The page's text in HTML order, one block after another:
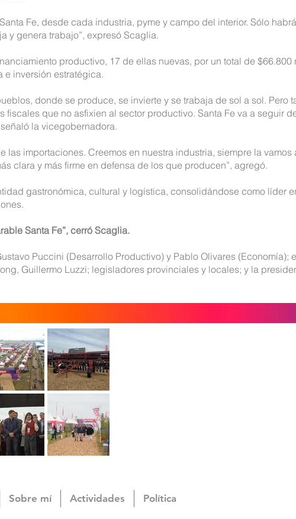
Fe, desde cada industria, pyme y campo del interior. Sólo
y genera trabajo”, expresó Scaglia.
productivo, 17 de ellas nuevas, por un total de $66.800
e inversión estratégica.
donde se produce, se invierte y se trabaja de sol a sol. Pero
fiscales que no asfixien al sector productivo. Santa Fe va a seguir
la vicegobernadora.
las importaciones. Creemos en nuestra industria, siempre la vamos
clara y más firme en defensa de los que producen”, agregó.
gastronómica, cultural y logística, consolidándose como líder
Santa Fe”, cerró Scaglia.
Puccini (Desarrollo Productivo) y Pablo Olivares (Economía);
Guillermo Luzzi; legisladores provinciales y locales; y la
Sobre mí Actividades Política